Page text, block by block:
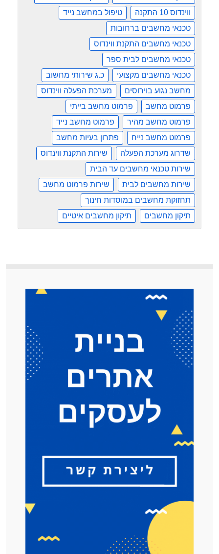
ווינדוס 10 התקנה
טיפול במחשב נייד
טכנאי מחשבים ברחובות
טכנאי מחשבים התקנת ווינדוס
טכנאי מחשבים לבית ספר
טכנאי מחשבים מקצועי
כ.ג שירותי מחשוב
מחשב נגוע בוירוסים
מערכת הפעלה ווינדוס
פרמוט מחשב
פרמוט מחשב בייתי
פרמוט מחשב מהיר
פרמוט מחשב נייד
פרמוט מחשב נייח
פתרון בעיות מחשב
שדרוג מערכת הפעלה
שירות התקנת ווינדוס
שירות טכנאי מחשבים עד הבית
שירות מחשבים לבית
שירות פרמוט מחשב
תחזוקת מחשבים במוסדות חינוך
תיקון מחשבים
תיקון מחשבים איטיים